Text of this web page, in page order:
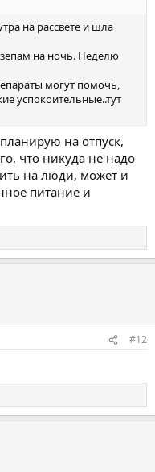
на рассвете и шла
на ночь. Неделю
могут помочь,
успокоительные..тут
на отпуск,
что никуда не надо
на люди, может и
питание и
#12